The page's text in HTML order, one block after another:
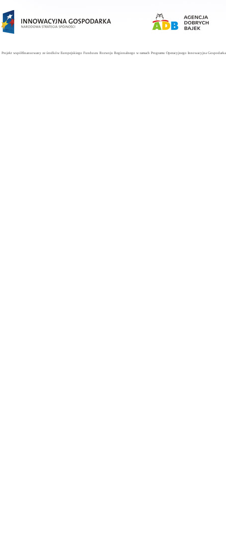
Projekt współfinansowany ze środków Europejskiego Funduszu Rozwoju Regionalnego w ramach Programu Operacyjnego Innowacyjna